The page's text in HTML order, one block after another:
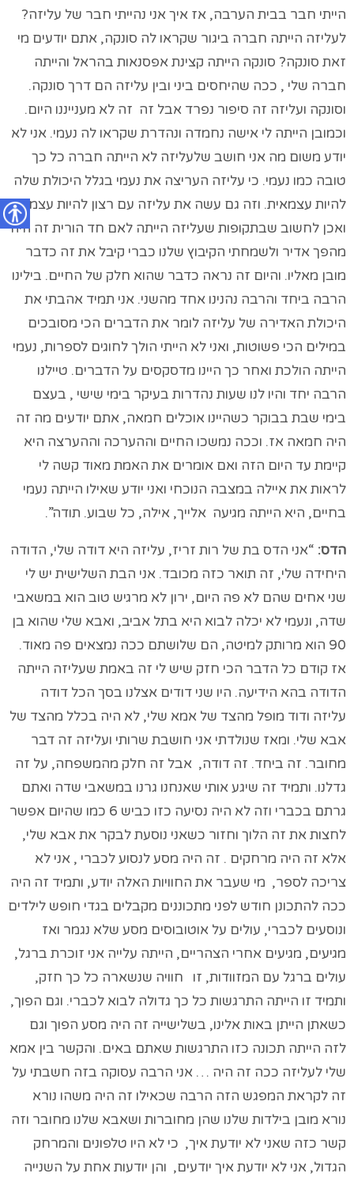
נגישות
הייתי חבר בבית הערבה, אז איך אני נהייתי חבר של עליזה?
לעליזה הייתה חברה ביגור שקראו לה סונקה, אתם יודעים מי
זאת סונקה? סונקה הייתה קצינת אפסנאות בהראל והייתה
חברה שלי , ככה שהיחסים ביני ובין עליזה הם דרך סונקה.
וסונקה ועליזה זה סיפור נפרד אבל זה זה לא מענייננו היום.
וכמובן הייתה לי אישה נחמדה ונהדרת שקראו לה נעמי. אני לא
יודע משום מה אני חושב שלעליזה לא הייתה חברה כל כך
טובה כמו נעמי. כי עליזה העריצה את נעמי בגלל היכולת שלה
להיות עצמאית. וזה גם עשה את עליזה עם רצון להיות עצמאית
ואכן לחשוב שבתקופות שעליזה הייתה לאם חד הורית זה היה
מהפך אדיר ולשמחתי הקיבוץ שלנו כברי קיבל את זה כדבר
מובן מאליו. והיום זה נראה כדבר שהוא חלק של החיים. בילינו
הרבה ביחד והרבה נהנינו אחד מהשני. אני תמיד אהבתי את
היכולת האדירה של עליזה לומר את הדברים הכי מסובכים
במילים הכי פשוטות, ואני לא הייתי הולך לחוגים לספרות, נעמי
הייתה הולכת ואחר כך היינו מדסקסים על הדברים. טיילנו
הרבה יחד והיו לנו שעות נהדרות בעיקר בימי שישי , בעצם
בימי שבת בבוקר כשהיינו אוכלים חמאה, אתם יודעים מה זה
היה חמאה אז. וככה נמשכו החיים וההערכה וההערצה היא
קיימת עד היום הזה ואם אומרים את האמת מאוד קשה לי
לראות את איילה במצבה הנוכחי ואני יודע שאילו הייתה נעמי
בחיים, היא הייתה מגיעה אלייך, אילה, כל שבוע. תודה”.
הדס: “אני הדס בת של רות זריז, עליזה היא דודה שלי, הדודה
היחידה שלי, זה תואר כזה מכובד. אני הבת השלישית יש לי
שני אחים שהם לא פה היום, ירון לא מרגיש טוב הוא במשאבי
שדה, ונעמי לא יכלה לבוא היא בתל אביב, ואבא שלי שהוא בן
90 הוא מרותק למיטה, הם שלושתם ככה נמצאים פה מאוד.
אז קודם כל הדבר הכי חזק שיש לי זה באמת שעליזה הייתה
הדודה בהא הידיעה. היו שני דודים אצלנו בסך הכל דודה
עליזה ודוד מופל מהצד של אמא שלי, לא היה בכלל מהצד של
אבא שלי. ומאז שנולדתי אני חושבת שרותי ועליזה זה דבר
מחובר. זה ביחד. זה דודה, אבל זה חלק מהמשפחה, על זה
גדלנו. ותמיד זה שיגע אותי שאנחנו גרנו במשאבי שדה ואתם
גרתם בכברי וזה לא היה נסיעה כזו כביש 6 כמו שהיום אפשר
לחצות את זה הלוך וחזור כשאני נוסעת לבקר את אבא שלי,
אלא זה היה מרחקים . זה היה מסע לנסוע לכברי , אני לא
צריכה לספר, מי שעבר את החוויות האלה יודע, ותמיד זה היה
ככה להתכונן חודש לפני מתכוננים מקבלים בגדי חופש לילדים
ונוסעים לכברי, עולים על אוטובוסים מסע שלא נגמר ואז
מגיעים, מגיעים אחרי הצהריים, הייתה עלייה אני זוכרת ברגל,
עולים ברגל עם המזוודות, זו חוויה שנשארה כל כך חזק,
ותמיד זו הייתה התרגשות כל כך גדולה לבוא לכברי. וגם הפוך,
כשאתן הייתן באות אלינו, בשלישייה זה היה מסע הפוך וגם
לזה הייתה תכונה כזו התרגשות שאתם באים. והקשר בין אמא
שלי לעליזה ככה זה היה … אני הרבה עסוקה בזה חשבתי על
זה לקראת המפגש הזה הרבה שכאילו זה היה משהו נורא
נורא מובן בילדות שלנו שהן מחוברות ושאבא שלנו מחובר וזה
קשר כזה שאני לא יודעת איך, כי לא היו טלפונים והמרחק
הגדול, אני לא יודעת איך יודעים, והן יודעות אחת על השנייה